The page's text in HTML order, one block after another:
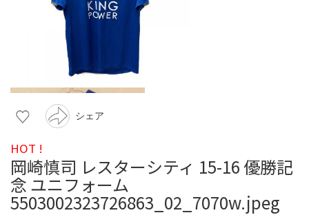
シェア
HOT !
岡崎慎司 レスターシティ 15-16 優勝記
念 ユニフォーム
5503002323726863_02_7070w.jpeg